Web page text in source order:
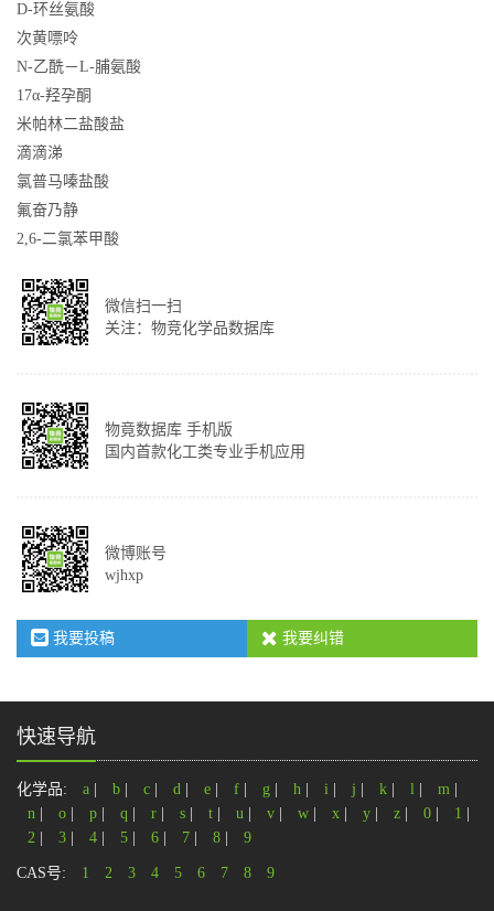
D-环丝氨酸
次黄嘌呤
N-乙酰－L-脯氨酸
17α-羟孕酮
米帕林二盐酸盐
滴滴涕
氯普马嗪盐酸
氟奋乃静
2,6-二氯苯甲酸
微信扫一扫
关注：物竞化学品数据库
物竟数据库 手机版
国内首款化工类专业手机应用
微博账号
wjhxp
我要投稿 我要纠错
快速导航
化学品: a b c d e f g h i j k l m
n
o p q r s t u v w x y z 0 1
2
3 4 5 6 7 8 9
CAS号: 1 2 3 4 5 6 7 8 9